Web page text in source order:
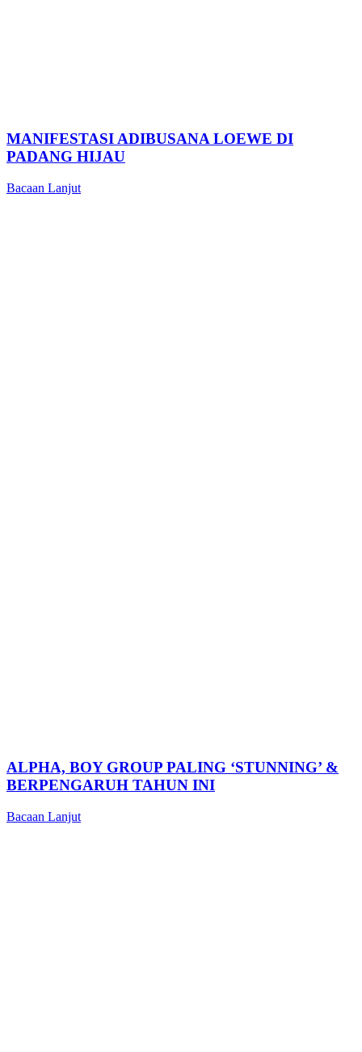
MANIFESTASI ADIBUSANA LOEWE DI
PADANG HIJAU
Bacaan Lanjut
ALPHA, BOY GROUP PALING ‘STUNNING’ &
BERPENGARUH TAHUN INI
Bacaan Lanjut